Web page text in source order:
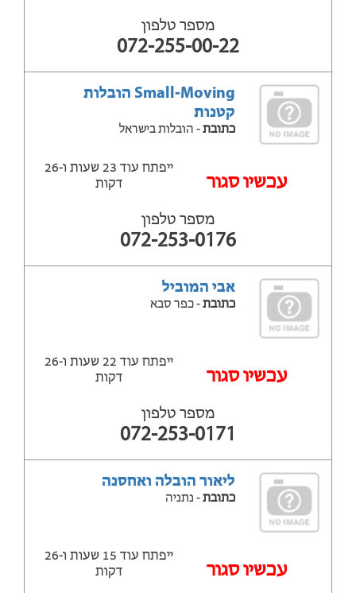
מספר טלפון
072-255-00-22
Small-Moving הובלות
קטנות
כתובת- הובלות בישראל
עכשיו סגור
ייפתח עוד 23 שעות ‫ו-26
דקות
מספר טלפון
072-253-0176
אבי המוביל
כתובת- כפר סבא
עכשיו סגור
ייפתח עוד 22 שעות ‫ו-26
דקות
מספר טלפון
072-253-0171
ליאור הובלה ואחסנה
כתובת- נתניה
עכשיו סגור
ייפתח עוד 15 שעות ‫ו-26
דקות